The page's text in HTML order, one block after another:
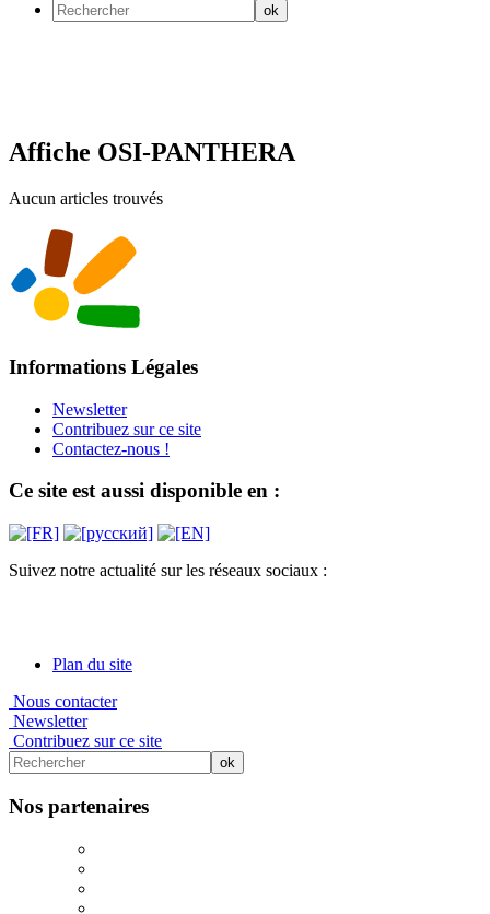
Affiche OSI-PANTHERA
Aucun articles trouvés
Informations Légales
Newsletter
Contribuez sur ce site
Contactez-nous !
Ce site est aussi disponible en :
Suivez notre actualité sur les réseaux sociaux :
Plan du site
Nous contacter
Newsletter
Contribuez sur ce site
Nos partenaires